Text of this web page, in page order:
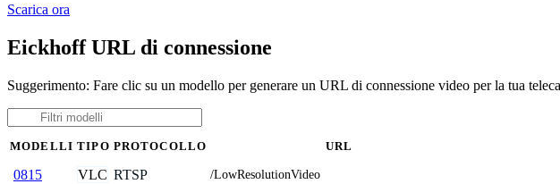
Scarica ora
Eickhoff URL di connessione
Suggerimento: Fare clic su un modello per generare un URL di connessione video per la tua
MODELLI TIPO PROTOCOLLO URL
0815 VLC RTSP /LowResolutionVideo